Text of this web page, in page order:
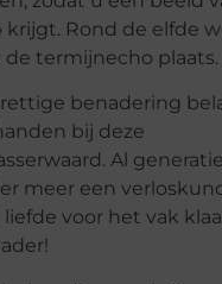
Rond de elfde
termijnecho plaats.
benadering
bij deze
Al
meer een
voor het vak